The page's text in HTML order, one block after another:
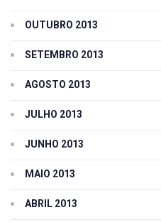
OUTUBRO 2013
SETEMBRO 2013
AGOSTO 2013
JULHO 2013
JUNHO 2013
MAIO 2013
ABRIL 2013